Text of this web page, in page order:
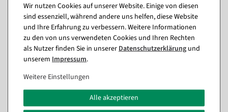
3er Set Dekoringe, schwarz
ca. 60 cm Ø, Metall
Sofort versandfähig.
23,74 €
17,79 €
14,95 EUR zzgl. ges. MwSt.
Schwarze Deko Metallringe
mit Jute-Hänger in
unterschiedlichen Größen
Sofort versandfähig.
In verschiedenen
Wir nutzen Cookies auf unserer Website. Einige von diesen
sind essenziell, während andere uns helfen, diese Website
und Ihre Erfahrung zu verbessern. Weitere Informationen
zu den von uns verwendeten Cookies und Ihren Rechten
als Nutzer finden Sie in unsererDaten­schutz­erklärung und
unserem Impressum.
Weitere Einstellungen
Alle akzeptieren